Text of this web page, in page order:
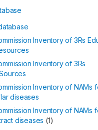
Inventory of 3Rs
Inventory of 3Rs
Inventory of NAMs
diseases
Inventory of NAMs
diseases (1)